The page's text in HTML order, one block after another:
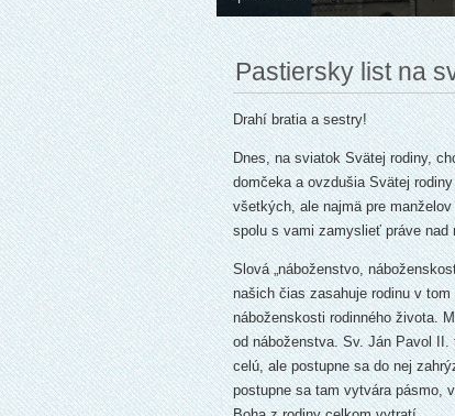
Pastiersky list na
Drahí bratia a sestry!
Dnes, na sviatok Svätej rodiny,
domčeka a ovzdušia Svätej
všetkých, ale najmä pre
spolu s vami zamyslieť práve nad
Slová „náboženstvo,
našich čias zasahuje rodinu v
náboženskosti rodinného života.
od náboženstva. Sv. Ján Pavol II.
celú, ale postupne sa do nej
postupne sa tam vytvára pásmo,